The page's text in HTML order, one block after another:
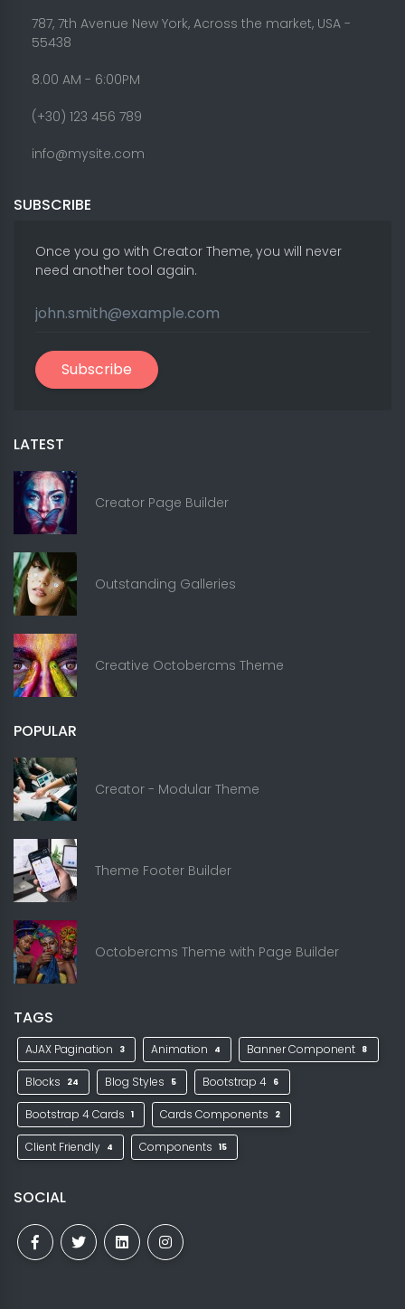
787, 7th Avenue New York, Across the market, USA -
55438
8.00 AM - 6:00PM
(+30) 123 456 789
info@mysite.com
SUBSCRIBE
Once you go with Creator Theme, you will never
need another tool again.
Subscribe
LATEST
Creator Page Builder
Outstanding Galleries
Creative Octobercms Theme
POPULAR
Creator - Modular Theme
Theme Footer Builder
Octobercms Theme with Page Builder
TAGS
AJAX Pagination 3 Animation 4 Banner Component 8
Blocks 24 Blog Styles 5 Bootstrap 4 6
Bootstrap 4 Cards 1 Cards Components 2
Client Friendly 4 Components 15
SOCIAL